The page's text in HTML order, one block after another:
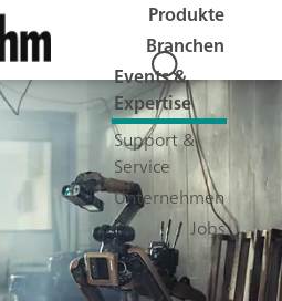
Produkte
Branchen
Events &
Expertise
Support &
Service
Unternehmen
Jobs